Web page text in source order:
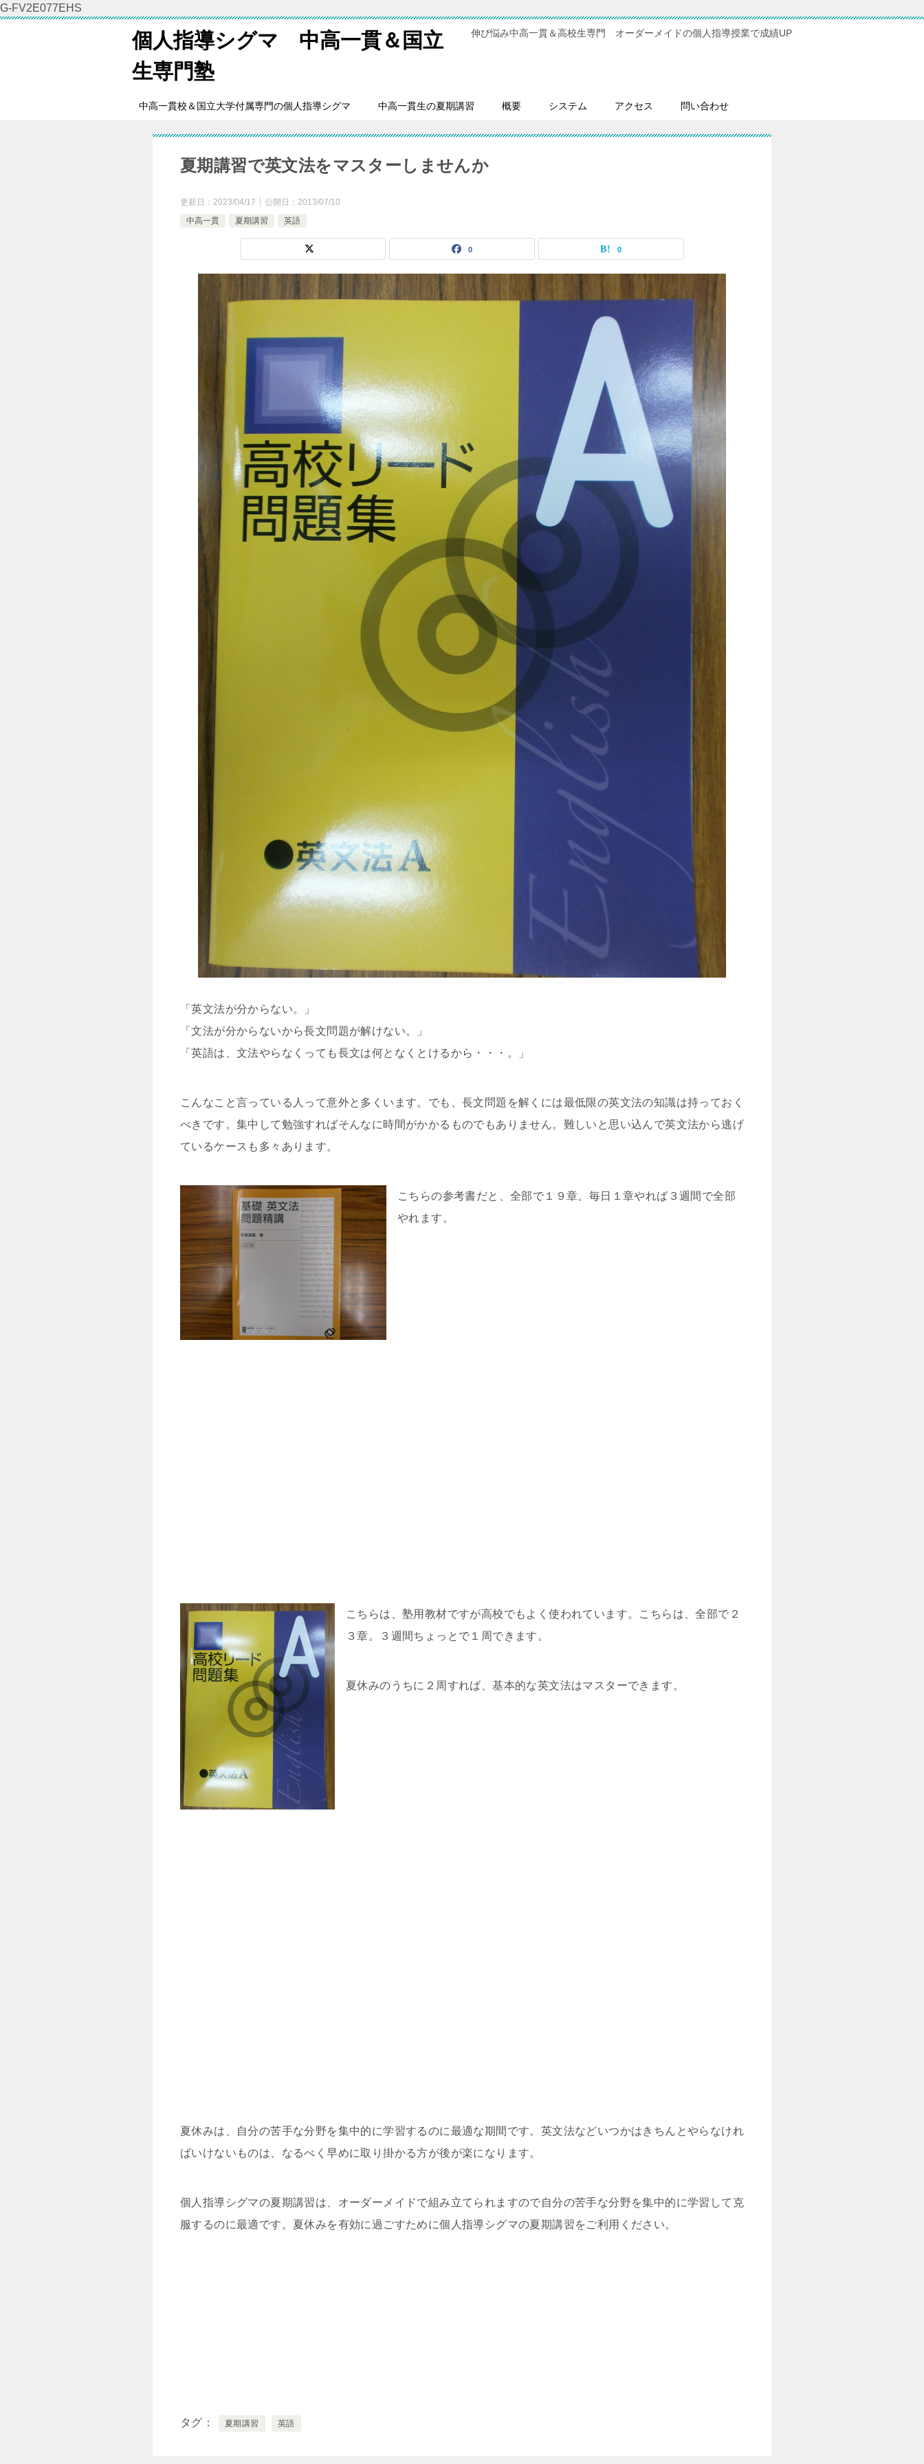
G-FV2E077EHS
個人指導シグマ 中高一貫＆国立
生専門塾
伸び悩み中高一貫＆高校生専門 オーダーメイドの個人指導授業で成績UP
中高一貫校＆国立大学付属専門の個人指導シグマ 中高一貫生の夏期講習 概要 システム アクセス 問い合わせ
夏期講習で英文法をマスターしませんか
更新日： 2023/04/17 公開日： 2013/07/10
中高一貫
夏期講習 英語
0 0
「英文法が分からない。」
「文法が分からないから長文問題が解けない。」
「英語は、文法やらなくっても長文は何となくとけるから・・・。」
こんなこと言っている人って意外と多くいます。でも、長文問題を解くには最低限の英文法の知識は持っておく
べきです。集中して勉強すればそんなに時間がかかるものでもありません。難しいと思い込んで英文法から逃げ
ているケースも多々あります。
こちらの参考書だと、全部で１９章。毎日１章やれば３週間で全部
やれます。
こちらは、塾用教材ですが高校でもよく使われています。こちらは、全部で２
３章。３週間ちょっとで１周できます。
夏休みのうちに２周すれば、基本的な英文法はマスターできます。
夏休みは、自分の苦手な分野を集中的に学習するのに最適な期間です。英文法などいつかはきちんとやらなけれ
ばいけないものは、なるべく早めに取り掛かる方が後が楽になります。
個人指導シグマの夏期講習は、オーダーメイドで組み立てられますので自分の苦手な分野を集中的に学習して克
服するのに最適です。夏休みを有効に過ごすために個人指導シグマの夏期講習をご利用ください。
タグ 夏期講習 英語